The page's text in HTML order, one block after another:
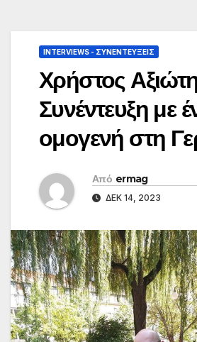
INTERVIEWS - ΣΥΝΕΝΤΕΎΞΕΙΣ
Χρήστος
Συνέντευξη με
ομογενή στη
Από ermag
ΔΕΚ 14, 2023